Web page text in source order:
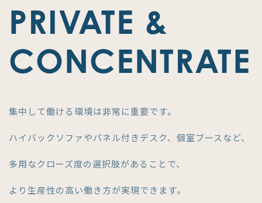
PRIVATE &
CONCENTRATE
集中して働ける環境は非常に重要です。
ハイバックソファやパネル付きデスク、個室ブースなど、
多用なクローズ度の選択肢があることで、
より生産性の高い働き方が実現できます。